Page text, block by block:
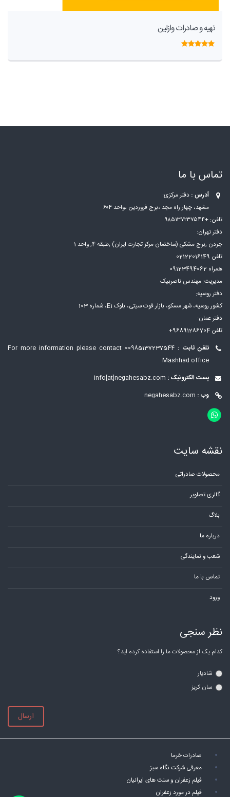
تهیه و صادرات وازلین
تماس با ما
آدرس : دفتر مرکزی:
مشهد، چهار راه مجد ،برج فروردین ،واحد ۶۰۴
تلفن: +۹۸۵۱۳۷۲۳۷۵۴۴
دفتر تهران:
جردن ,برج مشکی (ساختمان مرکز تجارت ایران) ,طبقه 4, واحد 1
تلفن 02122016149
همراه 09123494062
مدیریت: مهندس ناصربیک
دفتر روسیه:
کشور روسیه، شهر مسكو، بازار فوت سيتی، بلوک E1، شماره 103
دفتر عمان:
تلفن 96891286704+
تلفن ثابت : 00985137237544
For more information please contact
Mashhad office
پست الکترونیک : info[at]negahesabz.com
وب : negahesabz.com
نقشه سایت
محصولات صادراتی
گالری تصاویر
بلاگ
درباره ما
شعب و نمایندگی
تماس با ما
ورود
نظر سنجی
کدام یک از محصولات ما را استفاده کرده اید؟
شادیار
سان کریز
ارسال
صادرات خرما
معرفی شرکت نگاه سبز
فیلم زعفران و سنت های ایرانیان
فیلم در مورد زعفران